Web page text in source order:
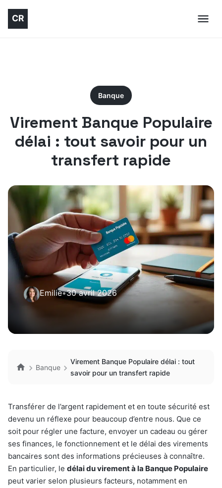
Banque
Virement Banque Populaire
délai : tout savoir pour un
transfert rapide
Emilie•30 avril 2026
Banque
Virement Banque Populaire délai : tout
savoir pour un transfert rapide
Transférer de l’argent rapidement et en toute sécurité est
devenu un réflexe pour beaucoup d’entre nous. Que ce
soit pour régler une facture, envoyer un cadeau ou gérer
ses finances, le fonctionnement et le délai des virements
bancaires sont des informations précieuses à connaître.
En particulier, le délai du virement à la Banque Populaire
peut varier selon plusieurs facteurs, notamment en